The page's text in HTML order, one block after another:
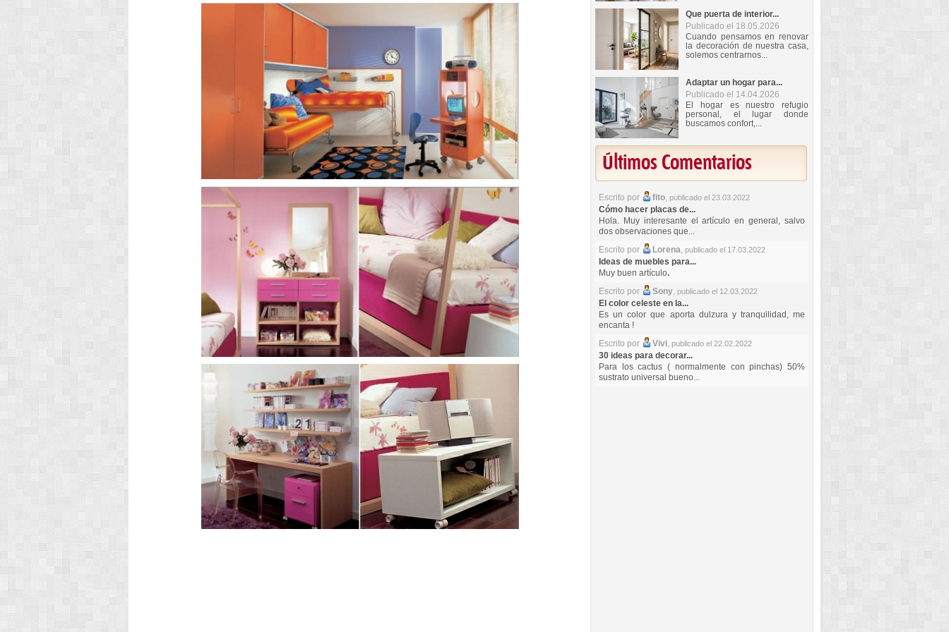
Que puerta de interior...
Publicado el 18.05.2026
Cuando pensamos en renovar
la decoración de nuestra casa,
solemos centrarnos...
Adaptar un hogar para...
Publicado el 14.04.2026
El hogar es nuestro refugio
personal, el lugar donde
buscamos confort,...
Últimos Comentarios
Escrito por fito, publicado el 23.03.2022
Cómo hacer placas de...
Hola. Muy interesante el artículo en general, salvo
dos observaciones que...
Escrito por
Lorena, publicado el 17.03.2022
Ideas de muebles para...
Muy buen artículo.
Escrito por
Sony, publicado el 12.03.2022
El color celeste en la...
Es un color que aporta dulzura y tranquilidad, me
encanta !
Escrito por
Vivi, publicado el 22.02.2022
30 ideas para decorar...
Para los cactus ( normalmente con pinchas) 50%
sustrato universal bueno...